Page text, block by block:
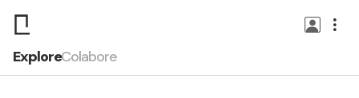
ExploreColabore